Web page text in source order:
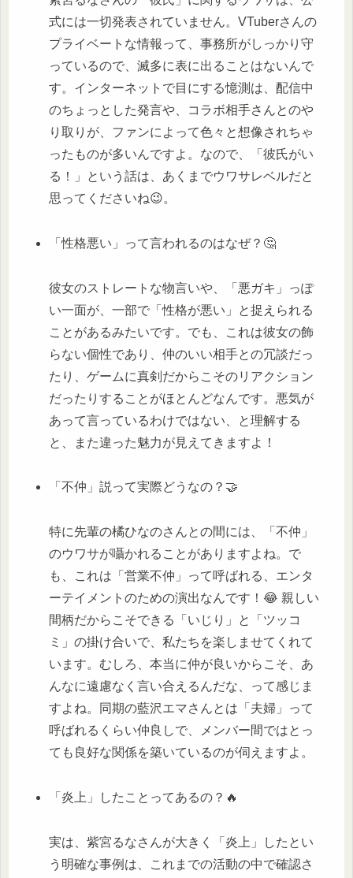
式には一切発表されていません。VTuberさんの
プライベートな情報って、事務所がしっかり守
っているので、滅多に表に出ることはないんで
す。インターネットで目にする憶測は、配信中
のちょっとした発言や、コラボ相手さんとのや
り取りが、ファンによって色々と想像されちゃ
ったものが多いんですよ。なので、「彼氏がい
る！」という話は、あくまでウワサレベルだと
思ってくださいね😉。
「性格悪い」って言われるのはなぜ？🤔
彼女のストレートな物言いや、「悪ガキ」っぽ
い一面が、一部で「性格が悪い」と捉えられる
ことがあるみたいです。でも、これは彼女の飾
らない個性であり、仲のいい相手との冗談だっ
たり、ゲームに真剣だからこそのリアクション
だったりすることがほとんどなんです。悪気が
あって言っているわけではない、と理解する
と、また違った魅力が見えてきますよ！
「不仲」説って実際どうなの？🤝
特に先輩の橘ひなのさんとの間には、「不仲」
のウワサが囁かれることがありますよね。で
も、これは「営業不仲」って呼ばれる、エンタ
ーテイメントのための演出なんです！😂 親しい
間柄だからこそできる「いじり」と「ツッコ
ミ」の掛け合いで、私たちを楽しませてくれて
います。むしろ、本当に仲が良いからこそ、あ
んなに遠慮なく言い合えるんだな、って感じま
すよね。同期の藍沢エマさんとは「夫婦」って
呼ばれるくらい仲良しで、メンバー間ではとっ
ても良好な関係を築いているのが伺えますよ。
「炎上」したことってあるの？🔥
実は、紫宮るなさんが大きく「炎上」したとい
う明確な事例は、これまでの活動の中で確認さ